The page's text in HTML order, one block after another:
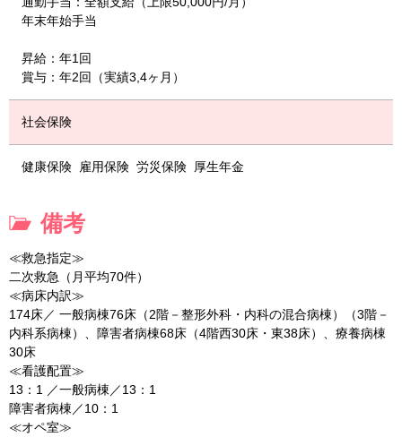
年末年始手当
昇給：年1回
賞与：年2回（実績3,4ヶ月）
社会保険
健康保険 雇用保険 労災保険 厚生年金
備考
≪救急指定≫
二次救急（月平均70件）
≪病床内訳≫
174床／ 一般病棟76床（2階－整形外科・内科の混合病棟）（3階－
内科系病棟）、障害者病棟68床（4階西30床・東38床）、療養病棟
30床
≪看護配置≫
13：1 ／一般病棟／13：1
障害者病棟／10：1
≪オペ室≫